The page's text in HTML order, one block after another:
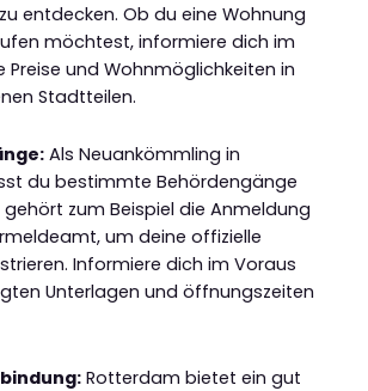
entdecken. Ob du eine Wohnung
möchtest, informiere dich im
Preise und Wohnmöglichkeiten in
Stadtteilen.
Als Neuankömmling in
du bestimmte Behördengänge
gehört zum Beispiel die Anmeldung
um deine offizielle
Informiere dich im Voraus
Unterlagen und öffnungszeiten
Rotterdam bietet ein gut